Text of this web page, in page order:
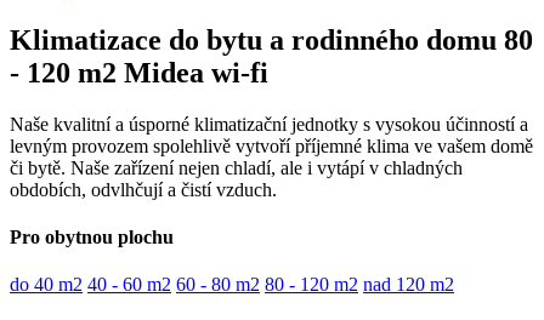
Klimatizace do bytu a rodinného domu 80
- 120 m2 Midea wi-fi
Naše kvalitní a úsporné klimatizační jednotky s vysokou účinností a
levným provozem spolehlivě vytvoří příjemné klima ve vašem domě
či bytě. Naše zařízení nejen chladí, ale i vytápí v chladných
obdobích, odvlhčují a čistí vzduch.
Pro obytnou plochu
do 40 m2 40 - 60 m2 60 - 80 m2 80 - 120 m2 nad 120 m2